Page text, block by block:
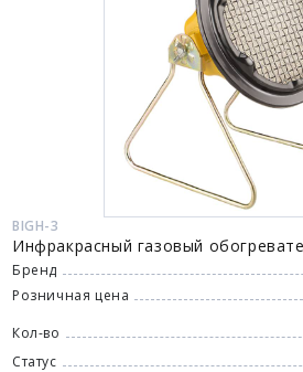
BIGH-3
Инфракрасный газовый
Бренд
Розничная цена
Кол-во
Статус